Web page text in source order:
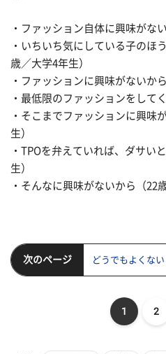
・ファッション自体に興味がな
・いちいち気にしている子のほ
歳／大学4年生）
・ファッションに興味がないか
・最低限のファッションをして
・そこまでファッションに興味
生）
・TPOを弁えていれば、ダサい
生）
・そんなに興味がないから（22
次のページ どうでもよくな
1 2